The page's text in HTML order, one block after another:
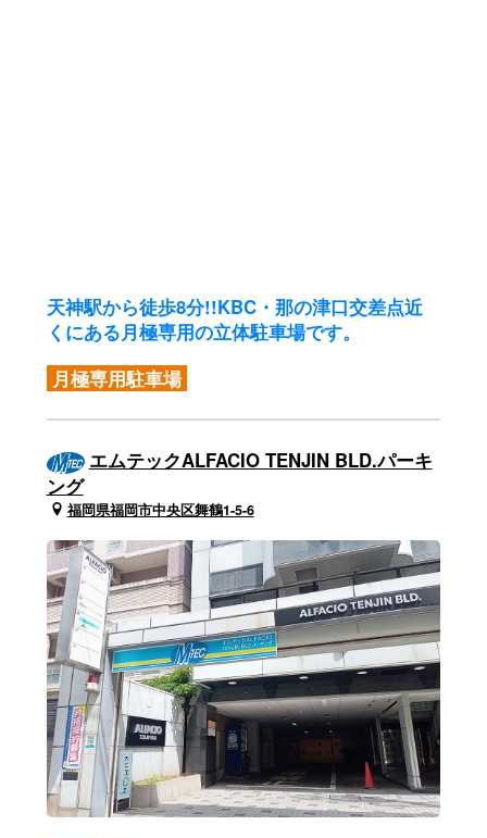
天神駅から徒歩8分!!KBC・那の津口交差点近
くにある月極専用の立体駐車場です。
月極専用駐車場
エムテックALFACIO TENJIN BLD.パーキ
ング
福岡県福岡市中央区舞鶴1-5-6